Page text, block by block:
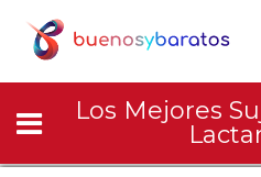
Los Mejores